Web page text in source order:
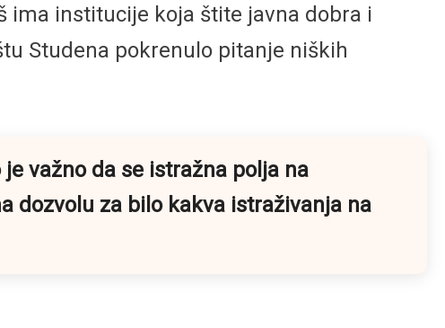
ima institucije koja štite javna dobra i
Studena pokrenulo pitanje niških
važno da se istražna polja na
dozvolu za bilo kakva istraživanja na